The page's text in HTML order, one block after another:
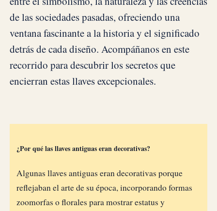
de las sociedades pasadas, ofreciendo una
ventana fascinante a la historia y el significado
detrás de cada diseño. Acompáñanos en este
recorrido para descubrir los secretos que
encierran estas llaves excepcionales.
¿Por qué las llaves antiguas eran decorativas?
Algunas llaves antiguas eran decorativas porque
reflejaban el arte de su época, incorporando formas
zoomorfas o florales para mostrar estatus y